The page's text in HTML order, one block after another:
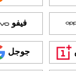
فيفو
جوجل